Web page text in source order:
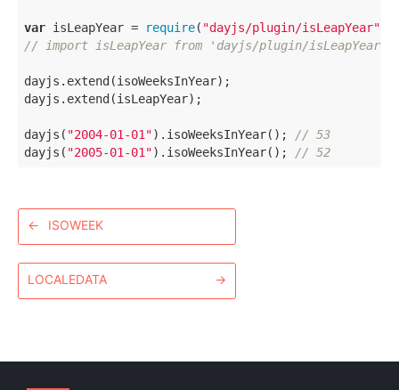
var isLeapYear = require( "dayjs/plugin/isLeapYear"
// import isLeapYear from 'dayjs/plugin/isLeapYear'
dayjs.extend(isoWeeksInYear);
dayjs.extend(isLeapYear);
dayjs( "2004-01-01").isoWeeksInYear();
// 53
dayjs( "2005-01-01").isoWeeksInYear(); // 52
← ISOWEEK
LOCALEDATA →